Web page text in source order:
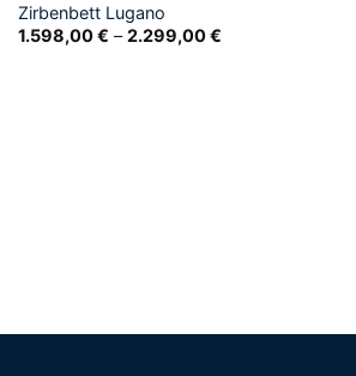
Zirbenbett Lugano
1.598,00€ –2.299,00€